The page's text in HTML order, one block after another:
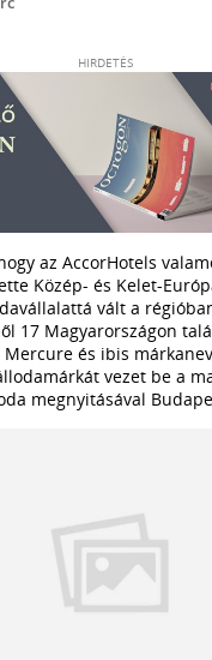
HIRDETÉS
az AccorHotels
Közép- és Kelet-
vált a
17 Magyarországon
Mercure és ibis
vezet be a
megnyitásával